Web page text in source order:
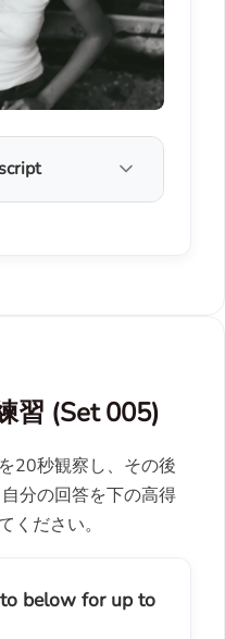
習 (Set 005)
20秒観察し、その後
分の回答を下の高得
ください。
below for up to